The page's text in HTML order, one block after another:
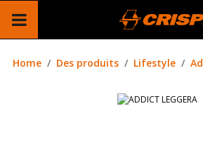
Home Des produits Lifestyle